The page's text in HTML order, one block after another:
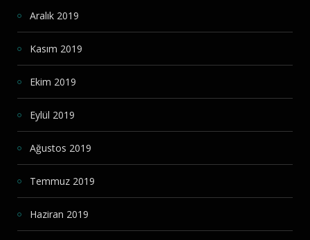
Aralık 2019
Kasım 2019
Ekim 2019
Eylül 2019
Ağustos 2019
Temmuz 2019
Haziran 2019